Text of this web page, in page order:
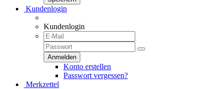
Kundenlogin
Kundenlogin
Konto erstellen
Passwort vergessen?
Merkzettel